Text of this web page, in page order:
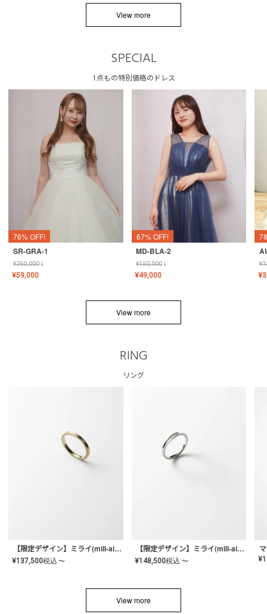
View more
SPECIAL
1点もの特別価格のドレス
76% OFF!
SR-GRA-1
¥250,000↓
¥59,000
67% OFF!
MD-BLA-2
¥150,000↓
¥49,000
¥
¥
View more
RING
リング
【限定デザイン】ミライ(mill-ai)リング
¥137,500税込 〜
【限定デザイン】ミライ(mill-ai)リング
¥148,500税込 〜 ¥
View more